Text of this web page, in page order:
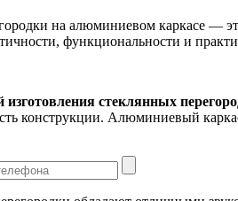
на алюминиевом каркасе —
функциональности и
стеклянных
конструкции. Алюминиевый